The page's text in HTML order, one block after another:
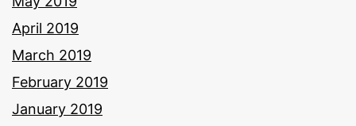
April 2019
March 2019
February 2019
January 2019